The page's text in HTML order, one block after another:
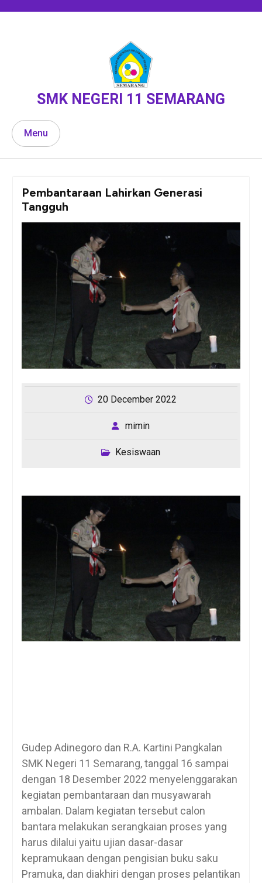
SMK NEGERI 11 SEMARANG
Menu
Pembantaraan Lahirkan Generasi
Tangguh
20 December 2022
mimin
Kesiswaan
Gudep Adinegoro dan R.A. Kartini Pangkalan
SMK Negeri 11 Semarang, tanggal 16 sampai
dengan 18 Desember 2022 menyelenggarakan
kegiatan pembantaraan dan musyawarah
ambalan. Dalam kegiatan tersebut calon
bantara melakukan serangkaian proses yang
harus dilalui yaitu ujian dasar-dasar
kepramukaan dengan pengisian buku saku
Pramuka, dan diakhiri dengan proses pelantikan